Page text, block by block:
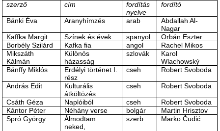
szerző cím
fordítás
nyelve
fordító
Bánki Éva Aranyhímzés arab
Abdallah Al-
Nagar
Kaffka Margit
Színek és évek spanyol
Orbán Eszter
Borbély Szilárd
Kafka fia angol
Rachel Mikos
Mikszáth
Kálmán
Különös
házasság
szlovák
Karol
Wlachowský
Bánffy Miklós
Erdélyi történet I.
rész
cseh Robert Svoboda
András Edit
Kulturális
átköltözés
cseh Robert Svoboda
Csáth Géza Naplóiból cseh
Robert Svoboda
Kántor Péter
Néhány verse bolgár
Martin Hrisztov
Spró György
Álmodtam
neked,
szerb Marko Čudić